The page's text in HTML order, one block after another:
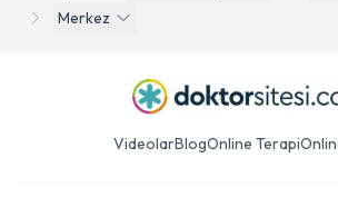
Merkez
VideolarBlogOnline Terapi